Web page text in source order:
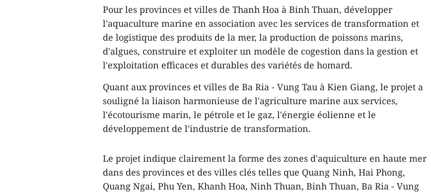
Pour les provinces et villes de Thanh Hoa à Binh Thuan, développer
l'aquaculture marine en association avec les services de transformation et
de logistique des produits de la mer, la production de poissons marins,
d'algues, construire et exploiter un modèle de cogestion dans la gestion et
l'exploitation efficaces et durables des variétés de homard.
Quant aux provinces et villes de Ba Ria - Vung Tau à Kien Giang, le projet a
souligné la liaison harmonieuse de l'agriculture marine aux services,
l'écotourisme marin, le pétrole et le gaz, l'énergie éolienne et le
développement de l'industrie de transformation.
Le projet indique clairement la forme des zones d'aquiculture en haute mer
dans des provinces et des villes clés telles que Quang Ninh, Hai Phong,
Quang Ngai, Phu Yen, Khanh Hoa, Ninh Thuan, Binh Thuan, Ba Ria - Vung